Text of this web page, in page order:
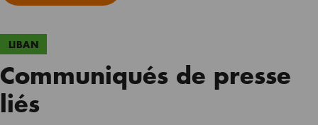
LIBAN
Communiqués de presse
liés